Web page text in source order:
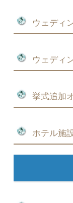
ウェディ
ウェディ
挙式追加
ホテル施